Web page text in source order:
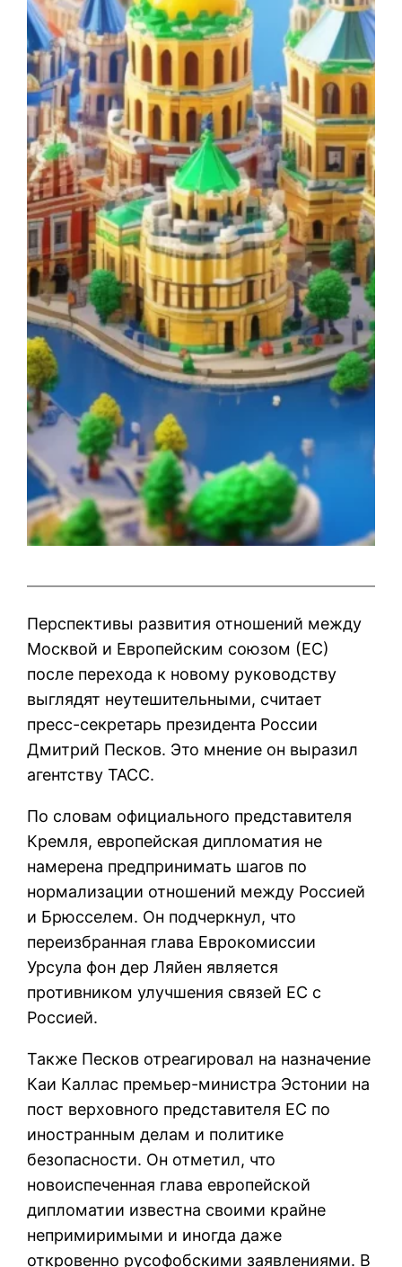
Перспективы развития отношений между
Москвой и Европейским союзом (ЕС)
после перехода к новому руководству
выглядят неутешительными, считает
пресс-секретарь президента России
Дмитрий Песков. Это мнение он выразил
агентству ТАСС.
По словам официального представителя
Кремля, европейская дипломатия не
намерена предпринимать шагов по
нормализации отношений между Россией
и Брюсселем. Он подчеркнул, что
переизбранная глава Еврокомиссии
Урсула фон дер Ляйен является
противником улучшения связей ЕС с
Россией.
Также Песков отреагировал на назначение
Каи Каллас премьер-министра Эстонии на
пост верховного представителя ЕС по
иностранным делам и политике
безопасности. Он отметил, что
новоиспеченная глава европейской
дипломатии известна своими крайне
непримиримыми и иногда даже
откровенно русофобскими заявлениями. В